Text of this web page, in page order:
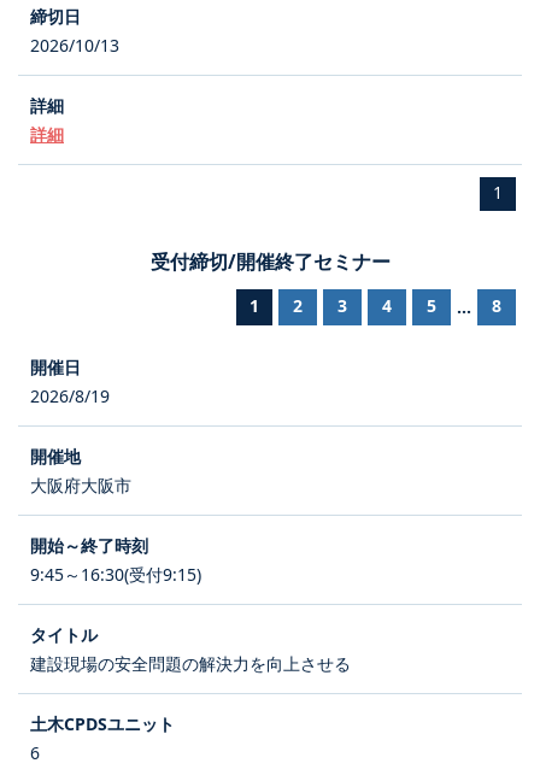
2026/10/13
詳細
1
受付締切/開催終了セミナー
1 2 3 4 5 ... 8
2026/8/19
大阪府大阪市
9:45～16:30(受付9:15)
建設現場の安全問題の解決力を向上させる
6